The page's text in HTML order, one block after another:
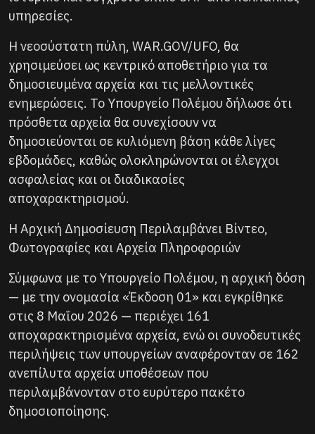
υπηρεσίες.
Η νεοσύστατη πύλη, WAR.GOV/UFO, θα
χρησιμεύσει ως κεντρικό αποθετήριο για τα
δημοσιευμένα αρχεία και τις μελλοντικές
ενημερώσεις. Το Υπουργείο Πολέμου δήλωσε ότι
πρόσθετα αρχεία θα συνεχίσουν να
δημοσιεύονται σε κυλιόμενη βάση κάθε λίγες
εβδομάδες, καθώς ολοκληρώνονται οι έλεγχοι
ασφαλείας και οι διαδικασίες
αποχαρακτηρισμού.
Η Αρχική Δημοσίευση Περιλαμβάνει Βίντεο,
Φωτογραφίες και Αρχεία Πληροφοριών
Σύμφωνα με το Υπουργείο Πολέμου, η αρχική δόση
— με την ονομασία «Έκδοση 01» και εγκρίθηκε
στις 8 Μαΐου 2026 — περιέχει 161
αποχαρακτηρισμένα αρχεία, ενώ οι συνοδευτικές
περιλήψεις των υπουργείων αναφέρονταν σε 162
ανεπίλυτα αρχεία υποθέσεων που
περιλαμβάνονταν στο ευρύτερο πακέτο
δημοσιοποίησης.